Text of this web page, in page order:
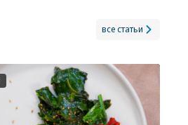
все статьи